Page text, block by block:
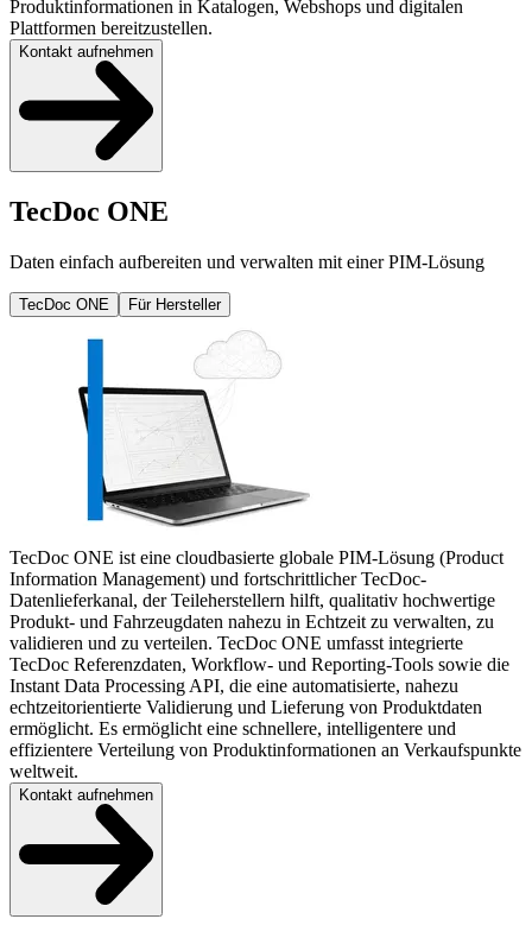
Produktinformationen in Katalogen, Webshops und digitalen
Plattformen bereitzustellen.
Kontakt aufnehmen
TecDoc ONE
Daten einfach aufbereiten und verwalten mit einer PIM-Lösung
TecDoc ONE Für Hersteller
TecDoc ONE ist eine cloudbasierte globale PIM-Lösung (Product
Information Management) und fortschrittlicher TecDoc-
Datenlieferkanal, der Teileherstellern hilft, qualitativ hochwertige
Produkt- und Fahrzeugdaten nahezu in Echtzeit zu verwalten, zu
validieren und zu verteilen. TecDoc ONE umfasst integrierte
TecDoc Referenzdaten, Workflow- und Reporting-Tools sowie die
Instant Data Processing API, die eine automatisierte, nahezu
echtzeitorientierte Validierung und Lieferung von Produktdaten
ermöglicht. Es ermöglicht eine schnellere, intelligentere und
effizientere Verteilung von Produktinformationen an Verkaufspunkte
weltweit.
Kontakt aufnehmen